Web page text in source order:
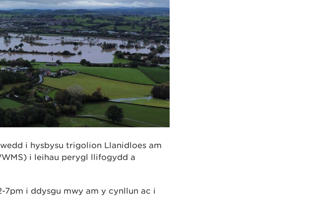
i hysbysu trigolion Llanidloes am
i leihau perygl llifogydd a
i ddysgu mwy am y cynllun ac i